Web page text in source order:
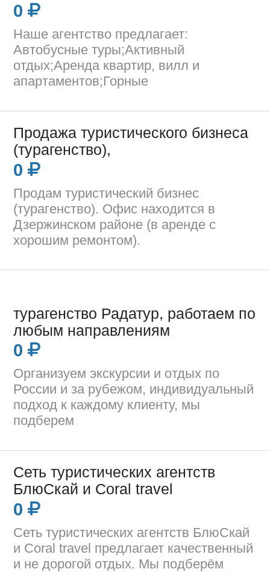
0
Наше агентство предлагает:
Автобусные туры;Активный
отдых;Аренда квартир, вилл и
апартаментов;Горные
Продажа туристического бизнеса
(турагенство),
0
Продам туристический бизнес
(турагенство). Офис находится в
Дзержинском районе (в аренде с
хорошим ремонтом).
турагенство Радатур, работаем по
любым направлениям
0
Организуем экскурсии и отдых по
России и за рубежом, индивидуальный
подход к каждому клиенту, мы
подберем
Сеть туристических агентств
БлюСкай и Coral travel
0
Сеть туристических агентств БлюСкай
и Coral travel предлагает качественный
и не дорогой отдых. Мы подберём